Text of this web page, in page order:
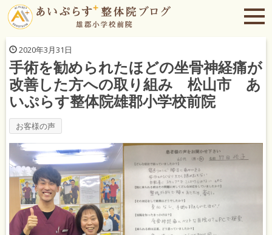
2020年3月31日
手術を勧められたほどの坐骨神経痛が
改善した方への取り組み 松山市 あ
いぷらす整体院雄郡小学校前院
お客様の声